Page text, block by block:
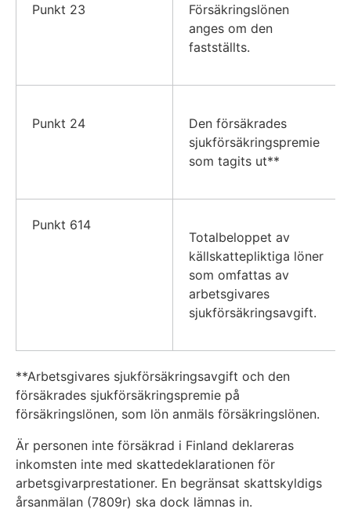
Punkt 23
Försäkringslönen
anges om den
fastställts.
Punkt 24
Den försäkrades
sjukförsäkringspremie
som tagits ut**
Punkt 614
Totalbeloppet av
källskattepliktiga löner
som omfattas av
arbetsgivares
sjukförsäkringsavgift.
**Arbetsgivares sjukförsäkringsavgift och den
försäkrades sjukförsäkringspremie på
försäkringslönen, som lön anmäls försäkringslönen.
Är personen inte försäkrad i Finland deklareras
inkomsten inte med skattedeklarationen för
arbetsgivarprestationer. En begränsat skattskyldigs
årsanmälan (7809r) ska dock lämnas in.